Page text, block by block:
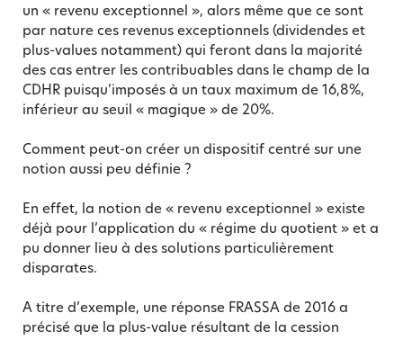
un « revenu exceptionnel », alors même que ce sont
par nature ces revenus exceptionnels (dividendes et
plus-values notamment) qui feront dans la majorité
des cas entrer les contribuables dans le champ de la
CDHR puisqu’imposés à un taux maximum de 16,8%,
inférieur au seuil « magique » de 20%.
Comment peut-on créer un dispositif centré sur une
notion aussi peu définie ?
En effet, la notion de « revenu exceptionnel » existe
déjà pour l’application du « régime du quotient » et a
pu donner lieu à des solutions particulièrement
disparates.
A titre d’exemple, une réponse FRASSA de 2016 a
précisé que la plus-value résultant de la cession